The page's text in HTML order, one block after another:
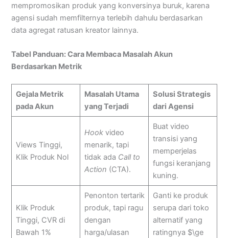
mempromosikan produk yang konversinya buruk, karena
agensi sudah memfilternya terlebih dahulu berdasarkan
data agregat ratusan kreator lainnya.
Tabel Panduan: Cara Membaca Masalah Akun
Berdasarkan Metrik
Gejala Metrik
pada Akun
Masalah Utama
yang Terjadi
Solusi Strategis
dari Agensi
Views Tinggi,
Klik Produk Nol
Hookvideo
menarik, tapi
tidak ada Call to
Action (CTA).
Buat video
transisi yang
memperjelas
fungsi keranjang
kuning.
Klik Produk
Tinggi, CVR di
Bawah 1%
Penonton tertarik
produk, tapi ragu
dengan
harga/ulasan
Ganti ke produk
serupa dari toko
alternatif yang
ratingnya $\ge